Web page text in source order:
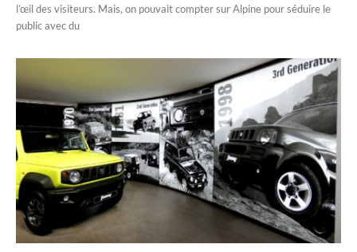
l’œil des visiteurs. Mais, on pouvait compter sur Alpine pour séduire le
public avec du